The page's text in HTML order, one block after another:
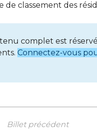
de classement des
complet est
Connectez-vous
Billet précédent